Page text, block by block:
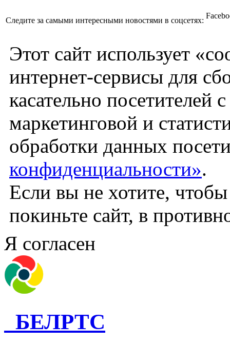
Следите за самыми интересными новостями в соцсетях:
Этот сайт использует
интернет-сервисы для
касательно посетителей
маркетинговой и
обработки данных
конфиденциальности».
Если вы не хотите,
покиньте сайт, в
Я согласен
БЕЛРТС